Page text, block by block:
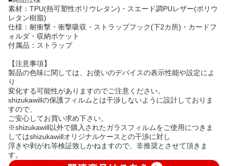
素材：TPU(熱可塑性ポリウレタン)・スエード調PUレザー(ポリウ
レタン樹脂)
仕様：耐衝撃・衝撃吸収・ストラップフック(下2カ所)・カードフ
ォルダ・収納ポケット
付属品：ストラップ
【注意事項】
製品の色味に関しては、お使いのデバイスの表示性能や設定によ
り
変化する可能性がありますのでご注意ください。
shizukawillの保護フィルムとは干渉しないように設計しておりま
すので、
ご安心してお買い求め下さい。
※shizukawill以外で購入されたガラスフィルムをご使用につきま
してはshizukawillオリジナルケースとの干渉に対し
浮きや剥がれ等検証致しかねますので、非推奨とさせて頂きま
す。